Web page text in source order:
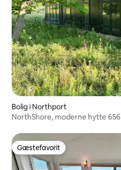
Bolig i Northport
NorthShore, moderne hytte 656
Gæstefavorit
Gæstefavorit